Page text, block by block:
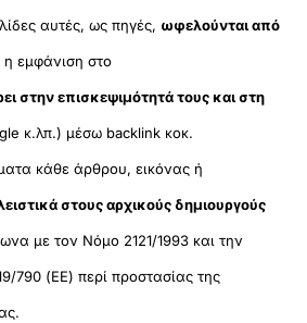
αυτές, ως πηγές, ωφελούνται από
εμφάνιση στο
στην επισκεψιμότητά τους και στη
κ.λπ.) μέσω backlink κοκ.
κάθε άρθρου, εικόνας ή
στους αρχικούς δημιουργούς
με τον Νόμο 2121/1993 και την
790 (ΕΕ) περί προστασίας της